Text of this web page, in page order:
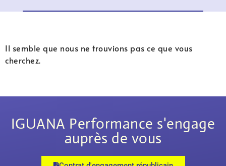
Il semble que nous ne trouvions pas ce que vous
cherchez.
IGUANA Performance s'engage
auprès de vous